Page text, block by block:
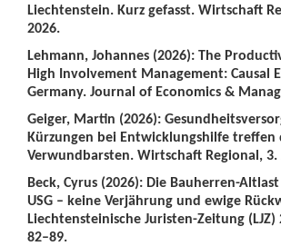
Liechtenstein. Kurz gefasst. Wirtschaft
2026.
Lehmann, Johannes (2026): The
High Involvement Management: Causal
Germany. Journal of Economics &
Geiger, Martin (2026):
Kürzungen bei Entwicklungshilfe treffen
Verwundbarsten. Wirtschaft Regional, 3.
Beck, Cyrus (2026): Die Bauherren-
USG – keine Verjährung und ewige
Liechtensteinische Juristen-Zeitung (LJZ)
82–89.